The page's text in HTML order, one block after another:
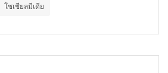
โซเชียลมีเดีย